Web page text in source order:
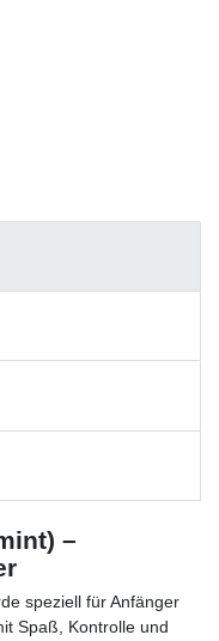
–
speziell für Anfänger
Spaß, Kontrolle und